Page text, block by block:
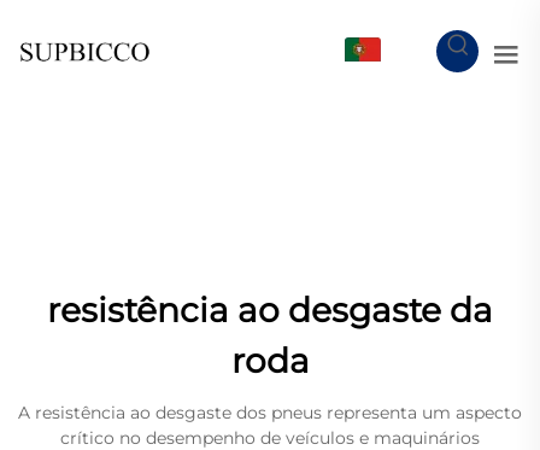
resistência ao desgaste da
roda
A resistência ao desgaste dos pneus representa um aspecto
crítico no desempenho de veículos e maquinários